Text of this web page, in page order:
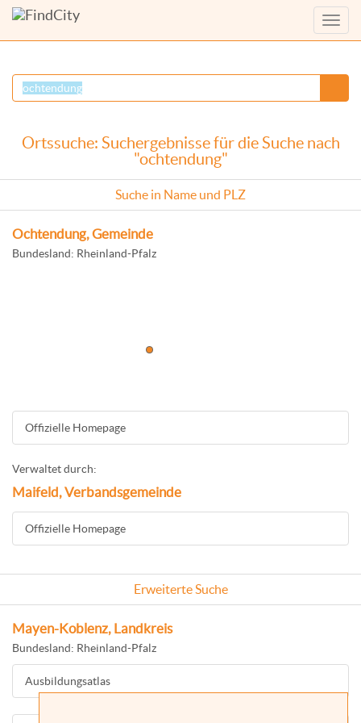
Menü
Ortssuche: Suchergebnisse für die Suche nach
"ochtendung"
Suche in Name und PLZ
Ochtendung, Gemeinde
Bundesland: Rheinland-Pfalz
Offizielle Homepage
Verwaltet durch:
Maifeld, Verbandsgemeinde
Offizielle Homepage
Erweiterte Suche
Mayen-Koblenz, Landkreis
Bundesland: Rheinland-Pfalz
Ausbildungsatlas